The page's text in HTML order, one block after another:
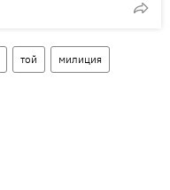
той милиция